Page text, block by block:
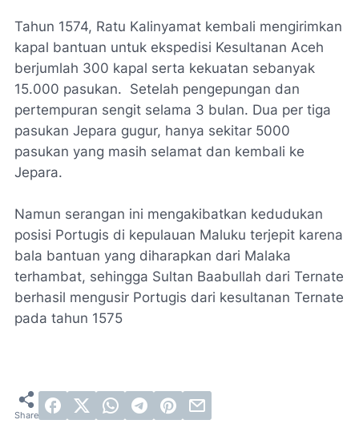
Tahun 1574, Ratu Kalinyamat kembali mengirimkan
kapal bantuan untuk ekspedisi Kesultanan Aceh
berjumlah 300 kapal serta kekuatan sebanyak
15.000 pasukan. Setelah pengepungan dan
pertempuran sengit selama 3 bulan. Dua per tiga
pasukan Jepara gugur, hanya sekitar 5000
pasukan yang masih selamat dan kembali ke
Jepara.
Namun serangan ini mengakibatkan kedudukan
posisi Portugis di kepulauan Maluku terjepit karena
bala bantuan yang diharapkan dari Malaka
terhambat, sehingga Sultan Baabullah dari Ternate
berhasil mengusir Portugis dari kesultanan Ternate
pada tahun 1575